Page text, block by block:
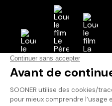
Vos avis